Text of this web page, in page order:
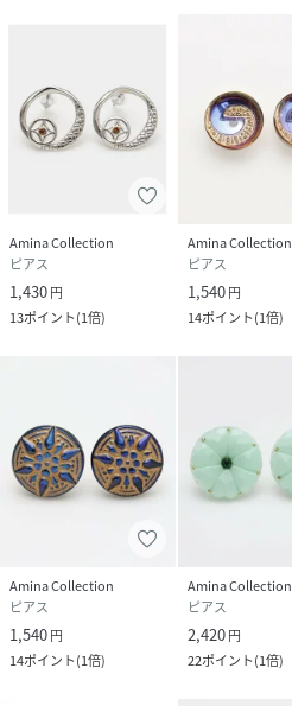
Amina Collection
ピアス
1,430円
13ポイント(1倍)
Amina Collection
ピアス
1,540円
14ポイント(1倍)
Amina Collection
ピアス
1,540円
14ポイント(1倍)
Amina Collection
ピアス
2,420円
22ポイント(1倍)